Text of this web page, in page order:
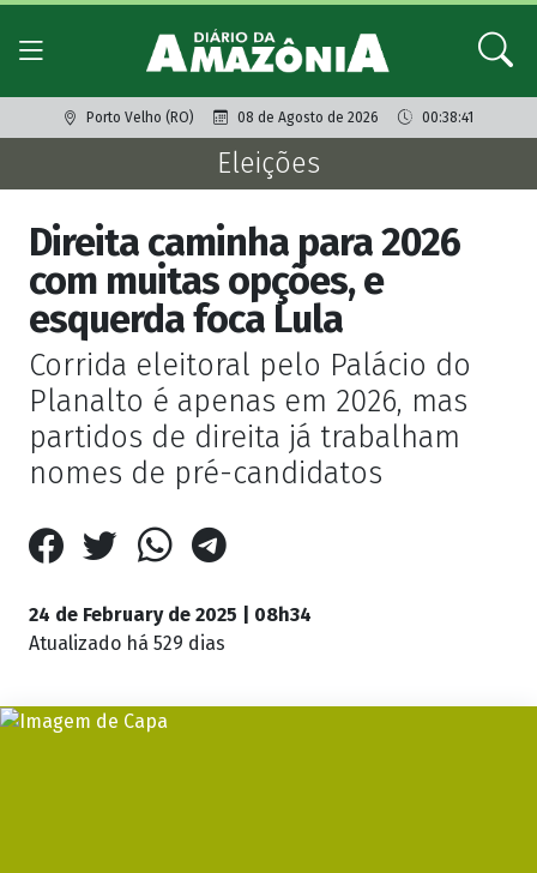
Porto Velho (RO) 08 de Agosto de 2026 00:38:41
Eleições
Direita caminha para 2026
com muitas opções, e
esquerda foca Lula
Corrida eleitoral pelo Palácio do
Planalto é apenas em 2026, mas
partidos de direita já trabalham
nomes de pré-candidatos
24 de February de 2025 | 08h34
Atualizado há 529 dias